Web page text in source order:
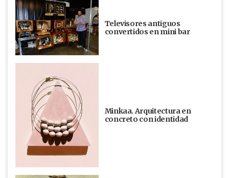
Televisores antiguos
convertidos en mini bar
Minkaa. Arquitectura en
concreto con identidad